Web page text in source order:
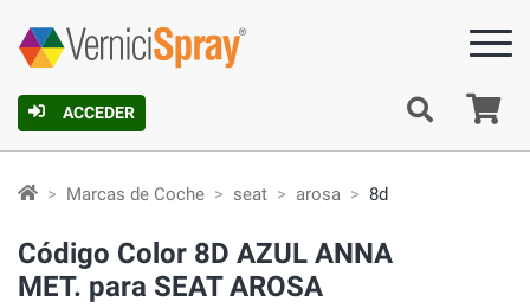
ACCEDER
Marcas de Coche seat arosa 8d
Código Color 8D AZUL ANNA
MET. para SEAT AROSA